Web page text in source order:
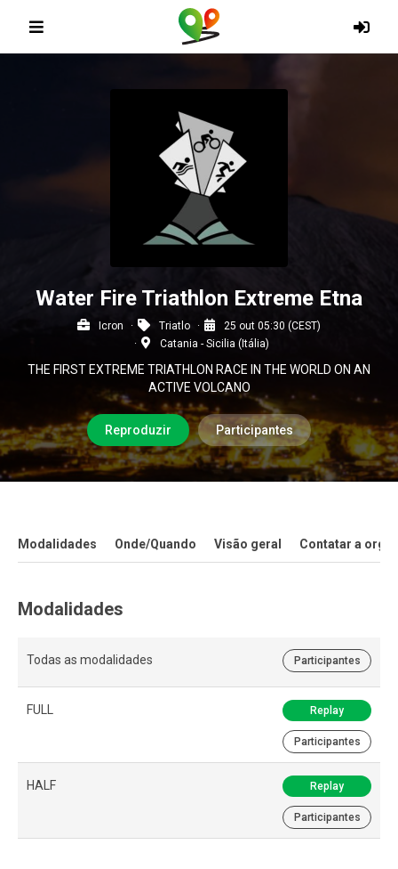
Water Fire Triathlon Extreme Etna
Icron Triatlo
25 out 05:30 (CEST)
Catania - Sicilia (Itália)
THE FIRST EXTREME TRIATHLON RACE IN THE WORLD ON AN
ACTIVE VOLCANO
Reproduzir Participantes
Modalidades Onde/Quando Visão geral Contatar a
Modalidades
Todas as modalidades Participantes
FULL Replay
Participantes
HALF Replay
Participantes